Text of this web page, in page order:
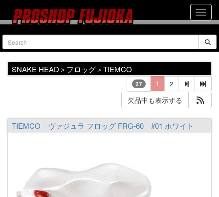
SNAKE HEAD＞フロッグ＞TIEMCO
27 1 2
欠品中も表示する
TIEMCO ヴァジュラ フロッグ FRG-60 #01 ホワイト